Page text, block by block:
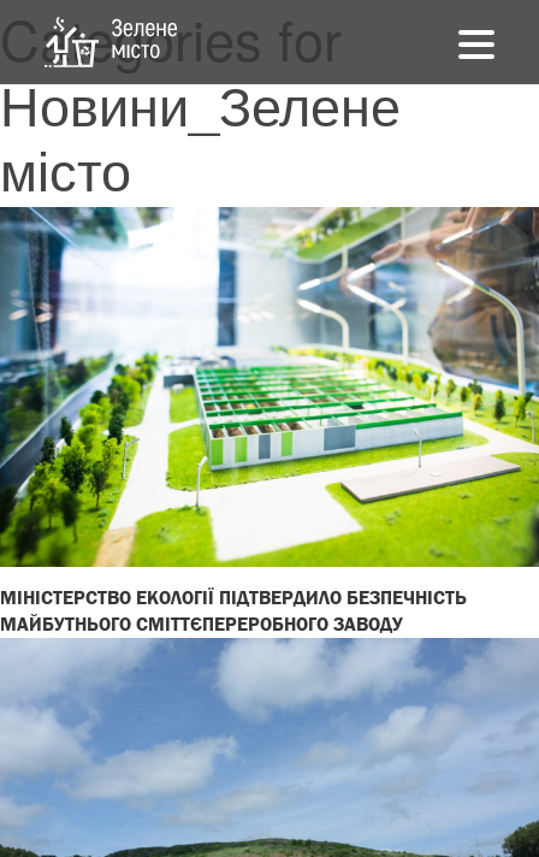
Categories for
Новини_Зелене
місто
МІНІСТЕРСТВО ЕКОЛОГІЇ ПІДТВЕРДИЛО БЕЗПЕЧНІСТЬ
МАЙБУТНЬОГО СМІТТЄПЕРЕРОБНОГО ЗАВОДУ